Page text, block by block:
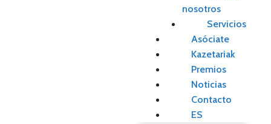
nosotros
Servicios
Asóciate
Kazetariak
Premios
Noticias
Contacto
ES